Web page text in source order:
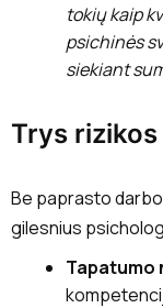
tokių kaip
psichinės
siekiant
Trys
Be paprasto darbo
gilesnius
Tapatumo